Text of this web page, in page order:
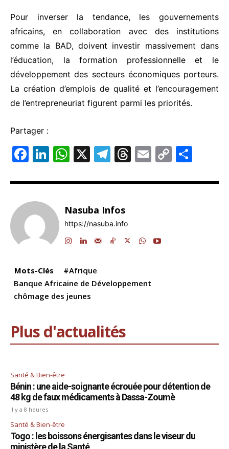
Pour inverser la tendance, les gouvernements
africains, en collaboration avec des institutions
comme la BAD, doivent investir massivement dans
l’éducation, la formation professionnelle et le
développement des secteurs économiques porteurs.
La création d’emplois de qualité et l’encouragement
de l’entrepreneuriat figurent parmi les priorités.
Partager :
F
c
e
b
o
k
Li
k
e
dI
n
W
at
s
A
p
X
T
e
gr
a
m
T
e
s
E
ai
C
p ta
Nasuba Infos
https://nasuba.info
Mots-Clés
#Afrique
Banque Africaine de Développement
chômage des jeunes
Plus d'actualités
Santé & Bien-être
Bénin : une aide-soignante écrouée pour détention de
48 kg de faux médicaments à Dassa-Zoumè
il y a 8 heures
Santé & Bien-être
Togo : les boissons énergisantes dans le viseur du